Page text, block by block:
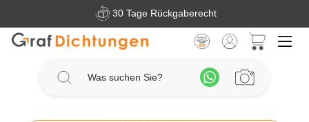
Zum Hauptinhalt springen30 Tage Rückgaberecht